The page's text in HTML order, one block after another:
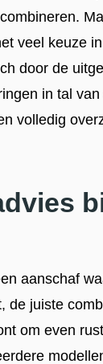
veel keuze
door de
in tal
volledig
aanschaf
de juiste
om even